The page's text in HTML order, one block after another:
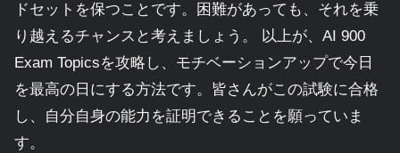
ドセットを保つことです。困難があっても、それを乗
り越えるチャンスと考えましょう。 以上が、AI 900
Exam Topicsを攻略し、モチベーションアップで今日
を最高の日にする方法です。皆さんがこの試験に合格
し、自分自身の能力を証明できることを願っていま
す。